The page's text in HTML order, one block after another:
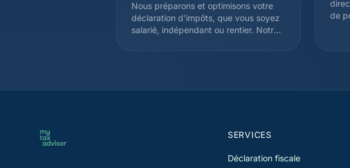
Nous préparons et optimisons votre
déclaration d'impôts, que vous soyez
salarié, indépendant ou rentier. Notre
déductions admises par
votre charge fiscale. Chaque
de
SERVICES
Déclaration fiscale